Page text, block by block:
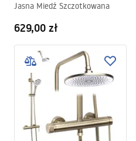
Jasna Miedź Szczotkowana
629,00 zł